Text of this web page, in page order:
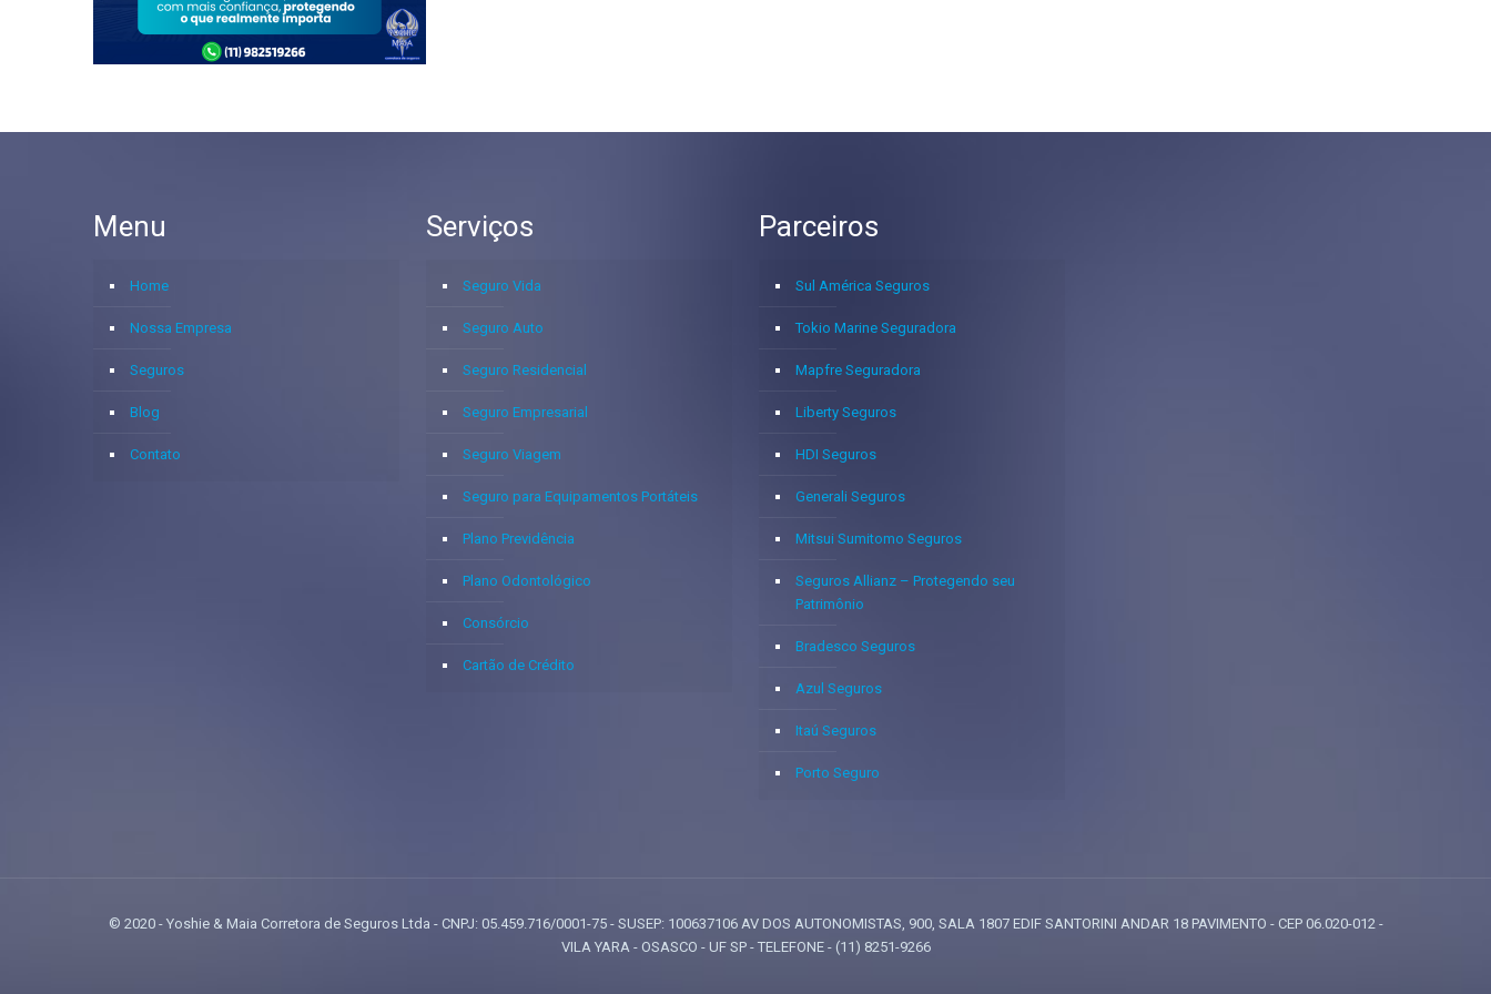
Menu
Home
Nossa Empresa
Seguros
Blog
Contato
Serviços
Seguro Vida
Seguro Auto
Seguro Residencial
Seguro Empresarial
Seguro Viagem
Seguro para Equipamentos Portáteis
Plano Previdência
Plano Odontológico
Consórcio
Cartão de Crédito
Parceiros
Sul América Seguros
Tokio Marine Seguradora
Mapfre Seguradora
Liberty Seguros
HDI Seguros
Generali Seguros
Mitsui Sumitomo Seguros
Seguros Allianz – Protegendo seu
Patrimônio
Bradesco Seguros
Azul Seguros
Itaú Seguros
Porto Seguro
© 2020 - Yoshie & Maia Corretora de Seguros Ltda - CNPJ: 05.459.716/0001-75 - SUSEP: 100637106 AV DOS AUTONOMISTAS, 900, SALA 1807 EDIF SANTORINI ANDAR 18 PAVIMENTO - CEP 06.020-012 -
VILA YARA - OSASCO - UF SP - TELEFONE - (11) 8251-9266